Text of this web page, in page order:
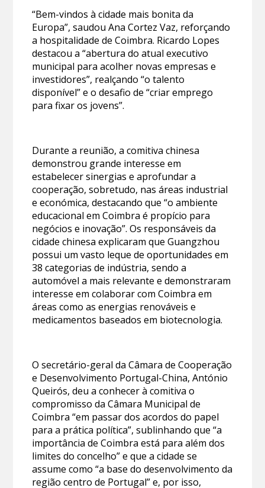
“Bem-vindos à cidade mais bonita da
Europa”, saudou Ana Cortez Vaz, reforçando
a hospitalidade de Coimbra. Ricardo Lopes
destacou a “abertura do atual executivo
municipal para acolher novas empresas e
investidores”, realçando “o talento
disponível” e o desafio de “criar emprego
para fixar os jovens”.
Durante a reunião, a comitiva chinesa
demonstrou grande interesse em
estabelecer sinergias e aprofundar a
cooperação, sobretudo, nas áreas industrial
e económica, destacando que “o ambiente
educacional em Coimbra é propício para
negócios e inovação”. Os responsáveis da
cidade chinesa explicaram que Guangzhou
possui um vasto leque de oportunidades em
38 categorias de indústria, sendo a
automóvel a mais relevante e demonstraram
interesse em colaborar com Coimbra em
áreas como as energias renováveis e
medicamentos baseados em biotecnologia.
O secretário-geral da Câmara de Cooperação
e Desenvolvimento Portugal-China, António
Queirós, deu a conhecer à comitiva o
compromisso da Câmara Municipal de
Coimbra “em passar dos acordos do papel
para a prática política”, sublinhando que “a
importância de Coimbra está para além dos
limites do concelho” e que a cidade se
assume como “a base do desenvolvimento da
região centro de Portugal” e, por isso,